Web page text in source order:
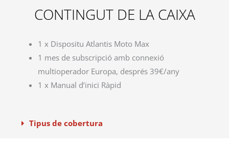
CONTINGUT DE LA CAIXA
1 x Dispositu Atlantis Moto Max
1 mes de subscripció amb connexió
multioperador Europa, després 39€/any
1 x Manual d’inici Ràpid
Tipus de cobertura